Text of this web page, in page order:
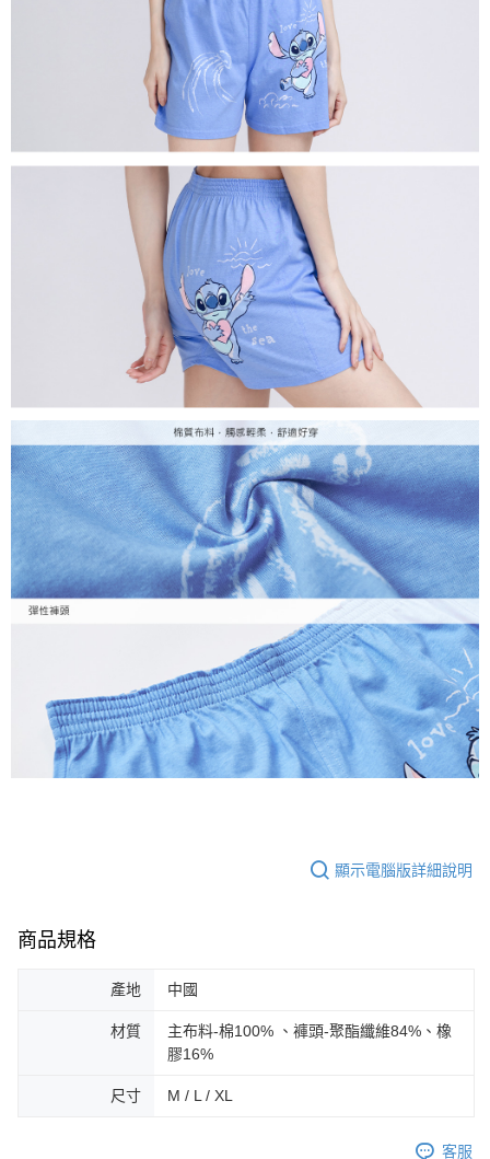
顯示電腦版詳細說明
商品規格
產地 中國
材質
主布料-棉100% 、褲頭-聚酯纖維84%、橡
膠16%
尺寸 M / L / XL
客服